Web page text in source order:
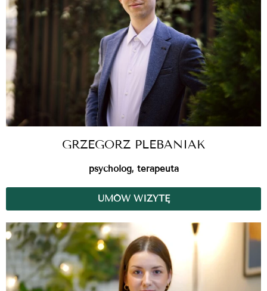
GRZEGORZ PLEBANIAK
psycholog, terapeuta
UMÓW WIZYTĘ